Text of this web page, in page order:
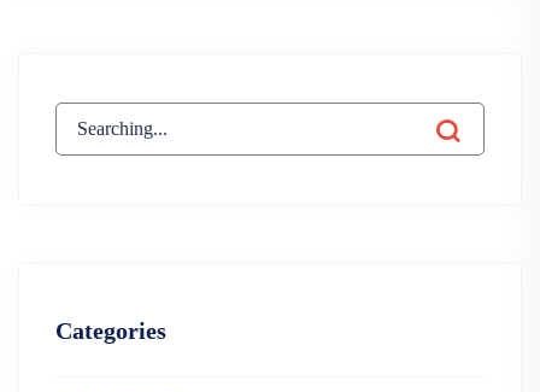
Search
for:
Categories